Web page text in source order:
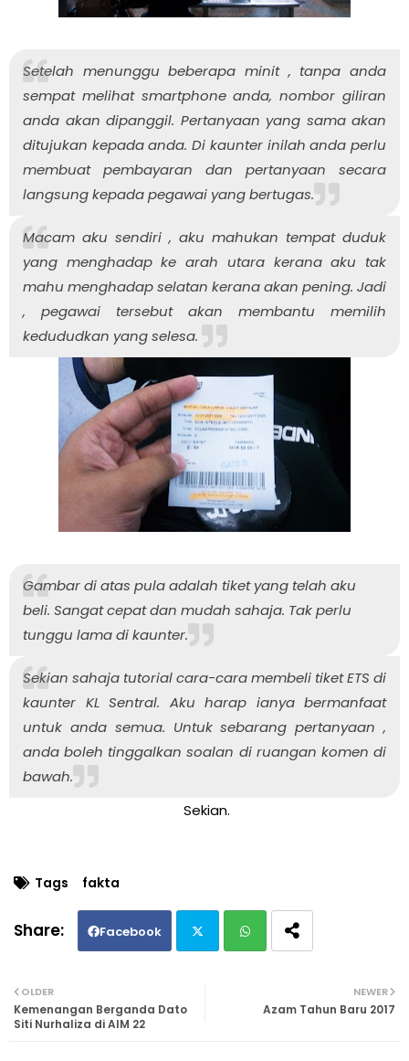
Setelah menunggu beberapa minit , tanpa anda
sempat melihat smartphoneanda, nombor giliran
anda akan dipanggil. Pertanyaan yang sama akan
ditujukan kepada anda. Di kaunter inilah anda perlu
membuat pembayaran dan pertanyaan secara
langsung kepada pegawai yang bertugas.
Macam aku sendiri , aku mahukan tempat duduk
yang menghadap ke arah utara kerana aku tak
mahu menghadap selatan kerana akan pening. Jadi
, pegawai tersebut akan membantu memilih
kedududkan yang selesa.
Gambar di atas pula adalah tiket yang telah aku
beli. Sangat cepat dan mudah sahaja. Tak perlu
tunggu lama di kaunter.
Sekian sahaja tutorial cara-cara membeli tiket ETS di
kaunter KL Sentral. Aku harap ianya bermanfaat
untuk anda semua. Untuk sebarang pertanyaan ,
anda boleh tinggalkan soalan di ruangan komen di
bawah.
Sekian.
Tags fakta
Facebook
NEWER
Azam Tahun Baru 2017
OLDER
Kemenangan Berganda Dato
Siti Nurhaliza di AIM 22